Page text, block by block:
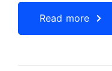
Read more